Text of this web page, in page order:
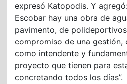
expresó Katopodis. Y
Escobar hay una obra de
pavimento, de
compromiso de una gestión,
como intendente y
proyecto que tienen para
concretando todos los días”.